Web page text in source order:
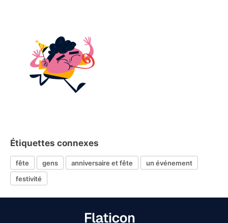
Étiquettes connexes
fête gens anniversaire et fête
un événement
festivité